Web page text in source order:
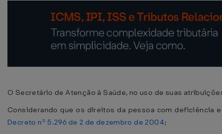
O Secretário de Atenção à Saúde, no uso de suas
Considerando que os direitos da pessoa com deficiência
Decreto nº 5.296 de 2 de dezembro de 2004;